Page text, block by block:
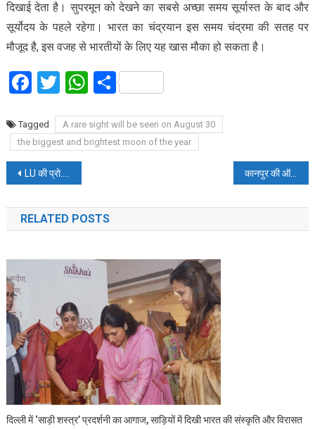
दिखाई देता है। सुपरमून को देखने का सबसे अच्‍छा समय सूर्यास्‍त के बाद और
सूर्योदय के पहले रहेगा। भारत का चंद्रयान इस समय चंद्रमा की सतह पर
मौजूद है, इस वजह से भारतीयों के लिए यह खास मौका हो सकता है।
Facebook
Twitter
WhatsApp
Share
Tagged
A rare sight will be seen on August 30
the biggest and brightest moon of the year
Post
navigation
LU की प्रो.पूनम टंडन गोरखपुर विश्वविद्यालय की बनी VC, प्रो. वंदना सिंह को मिली जौनपुर की कमान कानपुर की ऑर्डनेंस फैक्ट्री को 5 हजार करोड़ का ऑर्डर:यहां बनी वर्दी और पैराशूट का इस्तेमाल करेगी आर्मी,
RELATED POSTS
दिल्ली में ‘साड़ी शस्त्र’ प्रदर्शनी का आगाज, साड़ियों में दिखी भारत की संस्कृति और विरासत